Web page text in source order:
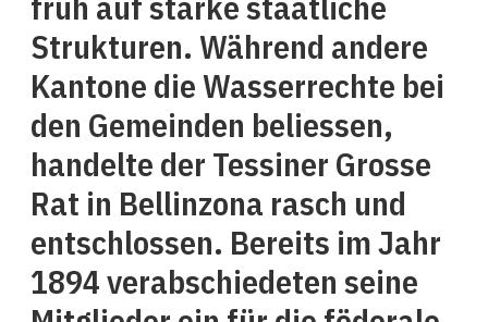
Strukturen. Während andere
Kantone die Wasserrechte bei
den Gemeinden beliessen,
handelte der Tessiner Grosse
Rat in Bellinzona rasch und
entschlossen. Bereits im Jahr
1894 verabschiedeten seine